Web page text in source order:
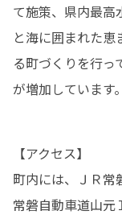
て施策、県内最高
と海に囲まれた
る町づくりを行っ
が増加しています。
【アクセス】
町内には、ＪＲ常
常磐自動車道山元